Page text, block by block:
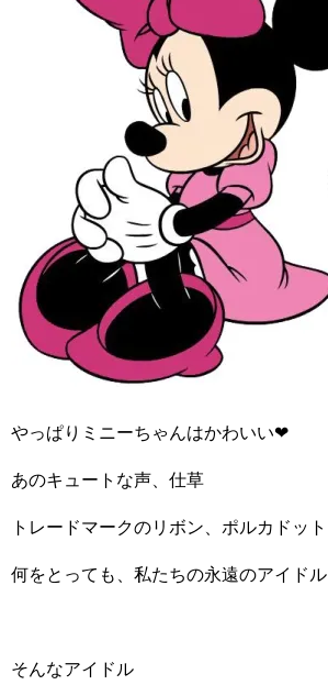
やっぱりミニーちゃんはかわいい❤︎
あのキュートな声、仕草
トレードマークのリボン、ポルカドット
何をとっても、私たちの永遠のアイドル
そんなアイドル